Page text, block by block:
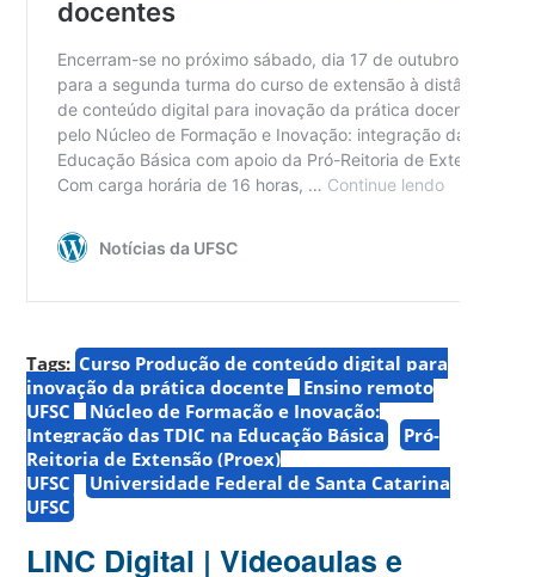
Tags: Curso Produção de conteúdo digital para
inovação da prática docente
Ensino remoto
UFSC
Núcleo de Formação e Inovação:
Integração das TDIC na Educação Básica
Pró-
Reitoria de Extensão (Proex)
UFSC
Universidade Federal de Santa Catarina
UFSC
LINC Digital | Videoaulas e